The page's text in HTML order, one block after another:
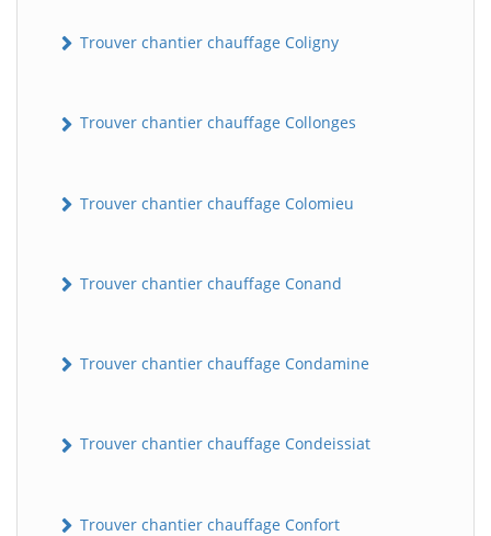
Trouver chantier chauffage Coligny
Trouver chantier chauffage Collonges
Trouver chantier chauffage Colomieu
Trouver chantier chauffage Conand
Trouver chantier chauffage Condamine
Trouver chantier chauffage Condeissiat
Trouver chantier chauffage Confort